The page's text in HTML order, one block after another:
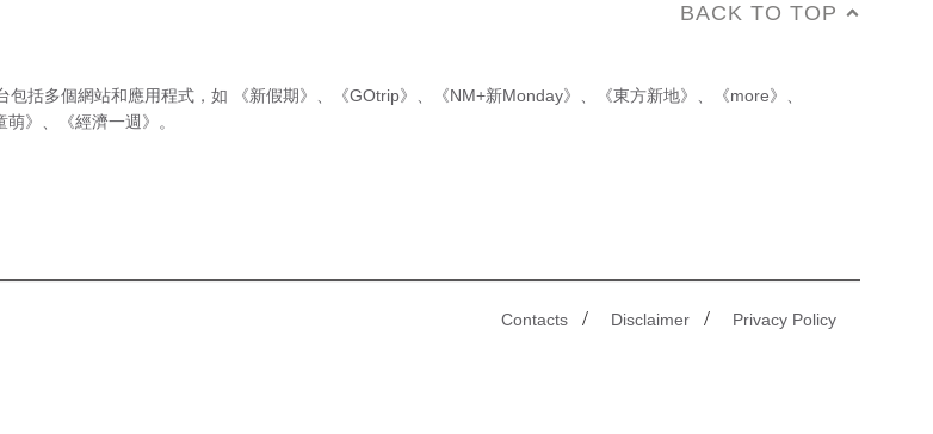
BACK TO TOP
包括多個網站和應用程式，如 《新假期》 、 《GOtrip》 、 《NM+新Monday》 、 《東方新地》 、 《more》 、
》 、 《經濟一週》 。
Contacts / Disclaimer / Privacy Policy